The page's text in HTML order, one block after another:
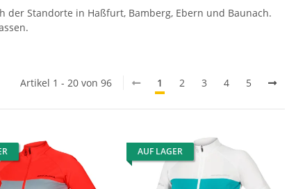
Standorte in Haßfurt, Bamberg, Ebern und Baunach.
Artikel 1 - 20 von 96 1 2 3 4 5
AUF LAGER